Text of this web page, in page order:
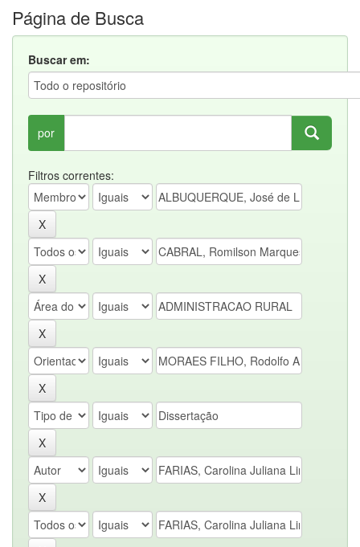
Página de Busca
Buscar em:
por
Filtros correntes: